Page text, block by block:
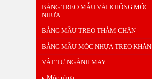
BẢNG TREO MẪU VẢI KHÔNG MÓC
NHỰA
BẢNG MẪU TREO THẢM CHÂN
BẢNG MẪU MÓC NHỰA TREO KHĂN
VẬT TƯ NGÀNH MAY